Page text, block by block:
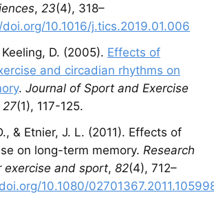
, 23(4), 318–
10.1016/j.tics.2019.01.006
D. (2005). Effects of
and circadian rhythms on
. Journal of Sport and Exercise
27(1), 117-125.
& Etnier, J. L. (2011). Effects of
on long-term memory. Research
exercise and sport, 82(4), 712–
10.1080/